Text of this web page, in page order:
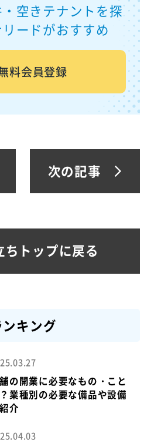
空きテナントを探
ードがおすすめ
料会員登録
次の記事
ちトップに戻る
キング
の開業に必要なもの・こと
業種別の必要な備品や設備
介